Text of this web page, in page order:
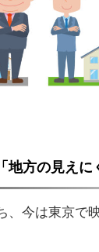
地方の見えに
、今は東京で